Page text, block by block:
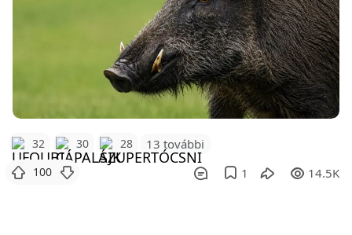
32 30 28 13 további
100 1 14.5K